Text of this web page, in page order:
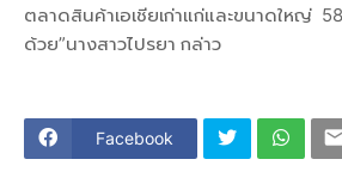
ตลาดสินค้าเอเชียเก่าแก่และขนาดใหญ่
ด้วย”นางสาวไปรยา กล่าว
Facebook